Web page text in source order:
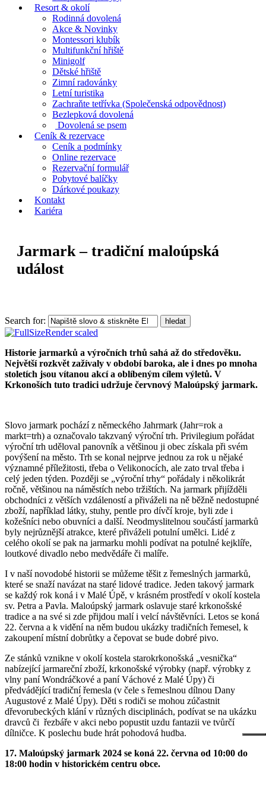
Resort & okolí
Rodinná dovolená
Akce & Novinky
Montessori klubík
Multifunkční hřiště
Minigolf
Dětské hřiště
Zimní radovánky
Letní turistika
Zachraňte tetřívka (Společenská odpovědnost)
Bezlepková dovolená
Dovolená se psem
Ceník & rezervace
Ceník a podmínky
Online rezervace
Rezervační formulář
Pobytové balíčky
Dárkové poukazy
Kontakt
Kariéra
Jarmark – tradiční maloúpská
událost
Search for: hledat
Historie jarmarků a výročních trhů sahá až do středověku.
Největší rozkvět zažívaly v období baroka, ale i dnes po mnoha
stoletích jsou vítanou akcí a oblíbeným cílem výletů. V
Krkonoších tuto tradici udržuje červnový Maloúpský jarmark.
Slovo jarmark pochází z německého Jahrmark (Jahr=rok a
markt=trh) a označovalo takzvaný výroční trh. Privilegium pořádat
výroční trh uděloval panovník a většinou ji obec získala při svém
povýšení na město. Trh se konal nejprve jednou za rok u nějaké
významné příležitosti, třeba o Velikonocích, ale zato trval třeba i
celý jeden týden. Později se „výroční trhy“ pořádaly i několikrát
ročně, většinou na náměstích nebo tržištích. Na jarmark přijížděli
obchodníci z větších vzdáleností a přiváželi na ně běžně nedostupné
zboží, například látky, stuhy, pentle pro dívčí kroje, byli zde i
kožešníci nebo obuvníci a další. Neodmyslitelnou součástí jarmarků
byly nejrůznější atrakce, které přiváželi potulní umělci. Lidé z
celého okolí se pak na jarmarku mohli podívat na potulné kejklíře,
loutkové divadlo nebo medvědáře či malíře.
I v naší novodobé historii se můžeme těšit z řemeslných jarmarků,
které se snaží navázat na staré lidové tradice. Jeden takový jarmark
se každý rok koná i v Malé Úpě, v krásném prostředí v okolí kostela
sv. Petra a Pavla. Maloúpský jarmark oslavuje staré krkonošské
tradice a na své si zde přijdou malí i velcí návštěvníci. Letos se koná
22. června a k vidění na něm budou ukázky tradičních řemesel, k
zakoupení místní dobrůtky a čepovat se bude dobré pivo.
Ze stánků vznikne v okolí kostela starokrkonošská „vesnička“
nabízející jarmareční zboží, krkonošské výrobky (např. výrobky z
vlny paní Wondráčkové a paní Váchové z Malé Úpy) či
předvádějící tradiční řemesla (v čele s řemeslnou dílnou Dany
Augustové z Malé Úpy). Děti s rodiči se mohou zúčastnit
dřevorubeckých klání v různých disciplinách, podívat se na ukázku
dravců či řezbáře v akci nebo popustit uzdu fantazii ve tvůrčí
dílničce. K poslechu bude hrát pohodová hudba.
17. Maloúpský jarmark 2024 se koná 22. června od 10:00 do
18:00 hodin v historickém centru obce.